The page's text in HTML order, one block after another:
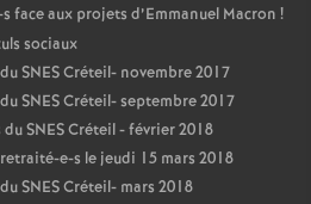
face aux projets d’Emmanuel Macron !
sociaux
SNESCréteil- novembre 2017
SNESCréteil- septembre 2017
duSNESCréteil - février 2018
e-s le jeudi 15 mars 2018
SNESCréteil- mars 2018